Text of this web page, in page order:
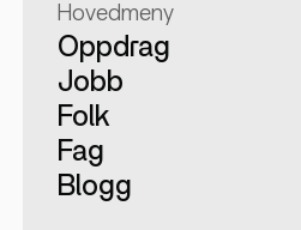
Hovedmeny
Oppdrag
Jobb
Folk
Fag
Blogg